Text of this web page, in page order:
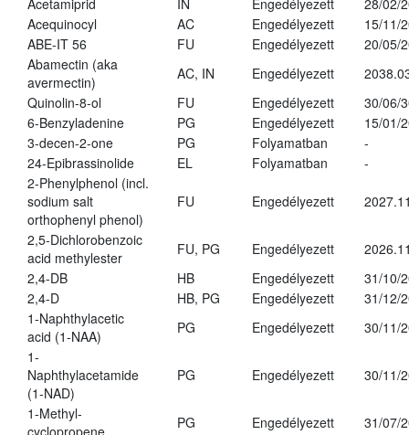
Acetamiprid
IN Engedélyezett
28/02/
Acequinocyl
AC Engedélyezett
15/11/
ABE-IT 56
FU Engedélyezett
20/05/
Abamectin (aka
avermectin)
AC, IN Engedélyezett
Quinolin-8-ol
FU Engedélyezett
30/06/
6-Benzyladenine
PG Engedélyezett
15/01/
3-decen-2-one
PG Folyamatban
-
24-Epibrassinolide
EL Folyamatban
-
2-Phenylphenol (incl.
sodium salt
orthophenyl phenol)
FU Engedélyezett
2,5-Dichlorobenzoic
acid methylester
FU, PG Engedélyezett
2,4-DB
HB Engedélyezett
31/10/
2,4-D
HB, PG Engedélyezett
31/12/
1-Naphthylacetic
acid (1-NAA)
PG Engedélyezett
30/11/
1-
Naphthylacetamide
(1-NAD)
PG Engedélyezett 30/11/
1-Methyl-
PG Engedélyezett 31/07/